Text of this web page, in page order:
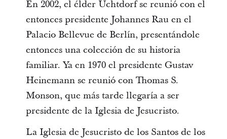
En 2002, el élder Uchtdorf se reunió con el
entonces presidente Johannes Rau en el
Palacio Bellevue de Berlín, presentándole
entonces una colección de su historia
familiar. Ya en 1970 el presidente Gustav
Heinemann se reunió con Thomas S.
Monson, que más tarde llegaría a ser
presidente de la Iglesia de Jesucristo.
La Iglesia de Jesucristo de los Santos de los